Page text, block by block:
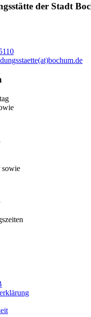
der Stadt
sowie